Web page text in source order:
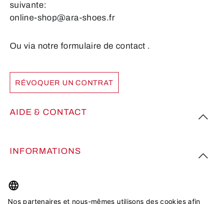
suivante:
online-shop@ara-shoes.fr
Ou via notre formulaire de contact .
RÉVOQUER UN CONTRAT
AIDE & CONTACT
INFORMATIONS
PLUS D’INSPIRATION